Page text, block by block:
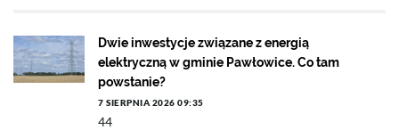
Dwie inwestycje związane z energią
elektryczną w gminie Pawłowice. Co tam
powstanie?
7 SIERPNIA 2026 09:35
44